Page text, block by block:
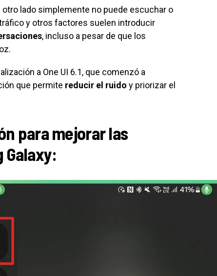
otro lado simplemente no puede escuchar o
y otros factores suelen introducir
, incluso a pesar de que los
a One UI 6.1, que comenzó a
que permite reducir el ruido y priorizar el
para mejorar las
Galaxy: